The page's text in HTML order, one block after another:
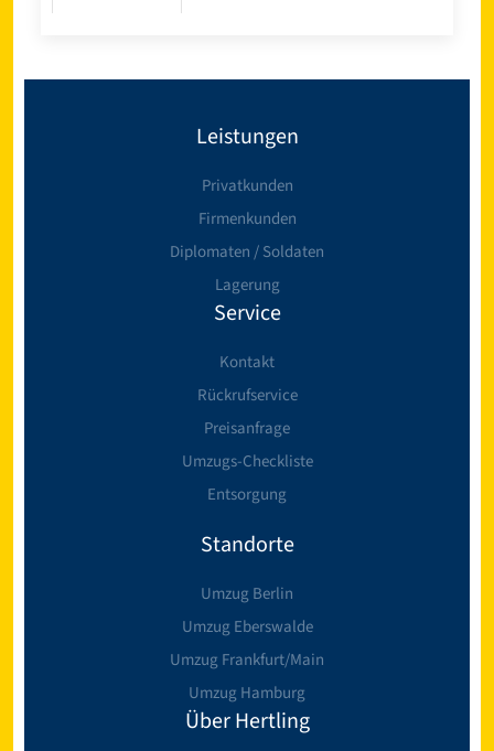
Leistungen
Privatkunden
Firmenkunden
Diplomaten / Soldaten
Lagerung
Service
Kontakt
Rückrufservice
Preisanfrage
Umzugs-Checkliste
Entsorgung
Standorte
Umzug Berlin
Umzug Eberswalde
Umzug Frankfurt/Main
Umzug Hamburg
Über Hertling